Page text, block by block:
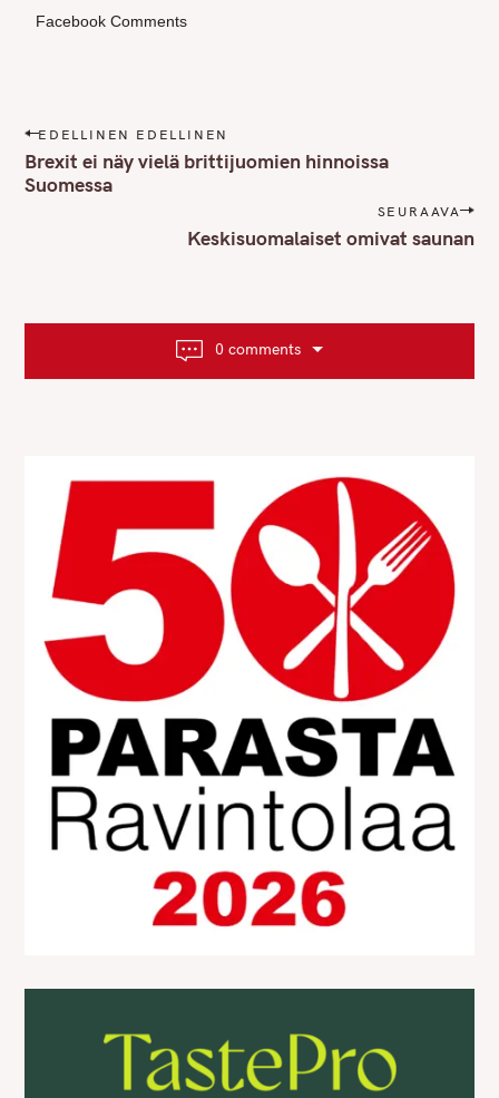
Facebook Comments
P
o
s
i
EDELLINEN EDELLINEN
Brexit ei näy vielä brittijuomien hinnoissa
Suomessa
SEURAAVA
Keskisuomalaiset omivat saunan
0 comments